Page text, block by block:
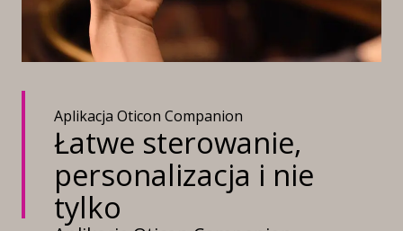
Aplikacja Oticon Companion
Łatwe sterowanie,
personalizacja i nie
tylko